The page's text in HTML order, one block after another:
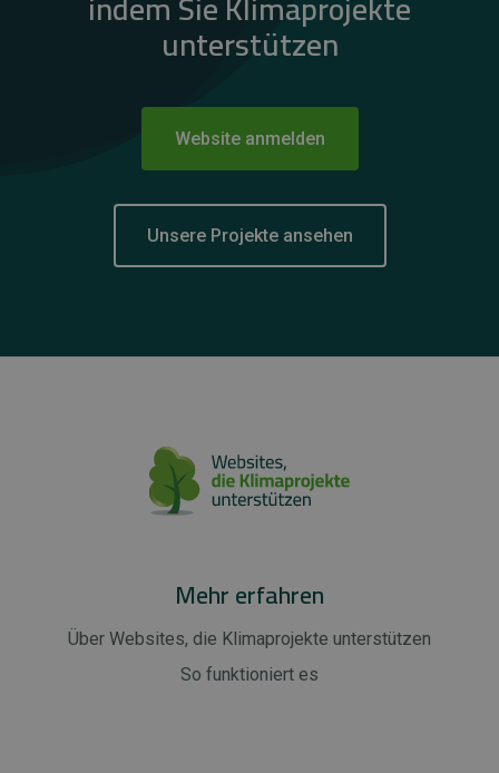
unterstützen
Website anmelden
Unsere Projekte ansehen
Mehr erfahren
Über Websites, die Klimaprojekte unterstützen
So funktioniert es